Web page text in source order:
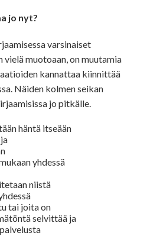
jo nyt?
varsinaiset
muotoaan, on muutamia
kannattaa kiinnittää
Näiden kolmen seikan
jo pitkälle.
häntä itseään
yhdessä
niistä
tai joita on
selvittää ja